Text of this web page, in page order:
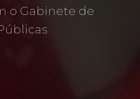
o Gabinete de